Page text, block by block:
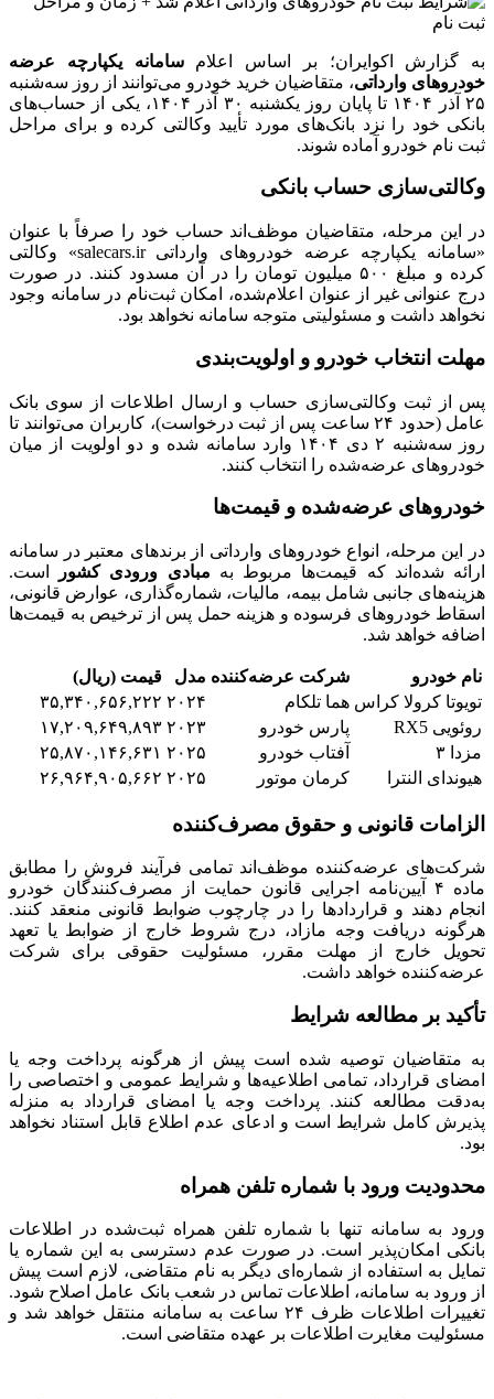
به گزارش اکوایران؛ بر اساس اعلامسامانه یکپارچه عرضه
خودروهای وارداتی، متقاضیان خرید خودرو می‌توانند از روز سه‌شنبه
۲۵ آذر ۱۴۰۴ تا پایان روز یکشنبه ۳۰ آذر ۱۴۰۴، یکی از حساب‌های
بانکی خود را نزد بانک‌های مورد تأیید وکالتی کرده و برای مراحل
ثبت نام خودرو آماده شوند.
وکالتی‌سازی حساب بانکی
در این مرحله، متقاضیان موظف‌اند حساب خود را صرفاً با عنوان
«سامانه یکپارچه عرضه خودروهای وارداتی salecars.ir» وکالتی
کرده و مبلغ ۵۰۰ میلیون تومان را در آن مسدود کنند. در صورت
درج عنوانی غیر از عنوان اعلام‌شده، امکان ثبت‌نام در سامانه وجود
نخواهد داشت و مسئولیتی متوجه سامانه نخواهد بود.
مهلت انتخاب خودرو و اولویت‌بندی
پس از ثبت وکالتی‌سازی حساب و ارسال اطلاعات از سوی بانک
عامل (حدود ۲۴ ساعت پس از ثبت درخواست)، کاربران می‌توانند تا
روز سه‌شنبه ۲ دی ۱۴۰۴ وارد سامانه شده و دو اولویت از میان
خودروهای عرضه‌شده را انتخاب کنند.
خودروهای عرضه‌شده و قیمت‌ها
در این مرحله، انواع خودروهای وارداتی از برندهای معتبر در سامانه
ارائه شده‌اند که قیمت‌ها مربوط به مبادی ورودی کشور
است.
هزینه‌های جانبی شامل بیمه، مالیات، شماره‌گذاری، عوارض قانونی،
اسقاط خودروهای فرسوده و هزینه حمل پس از ترخیص به قیمت‌ها
اضافه خواهد شد.
نام خودرو شرکت عرضه‌کننده مدل
قیمت (ریال)
تویوتا کرولا کراس هما تلکام ۲۰۲۴ ۳۵,۳۴۰,۶۵۶,۲۲۲
روئویی RX5
پارس خودرو ۲۰۲۳ ۱۷,۲۰۹,۶۴۹,۸۹۳
مزدا ۳
آفتاب خودرو ۲۰۲۵ ۲۵,۸۷۰,۱۴۶,۶۳۱
هیوندای النترا
کرمان موتور ۲۰۲۵ ۲۶,۹۶۴,۹۰۵,۶۶۲
الزامات قانونی و حقوق مصرف‌کننده
شرکت‌های عرضه‌کننده موظف‌اند تمامی فرآیند فروش را مطابق
ماده ۴ آیین‌نامه اجرایی قانون حمایت از مصرف‌کنندگان خودرو
انجام دهند و قراردادها را در چارچوب ضوابط قانونی منعقد کنند.
هرگونه دریافت وجه مازاد، درج شروط خارج از ضوابط یا تعهد
تحویل خارج از مهلت مقرر، مسئولیت حقوقی برای شرکت
عرضه‌کننده خواهد داشت.
تأکید بر مطالعه شرایط
به متقاضیان توصیه شده است پیش از هرگونه پرداخت وجه یا
امضای قرارداد، تمامی اطلاعیه‌ها و شرایط عمومی و اختصاصی را
به‌دقت مطالعه کنند. پرداخت وجه یا امضای قرارداد به منزله
پذیرش کامل شرایط است و ادعای عدم اطلاع قابل استناد نخواهد
بود.
محدودیت ورود با شماره تلفن همراه
ورود به سامانه تنها با شماره تلفن همراه ثبت‌شده در اطلاعات
بانکی امکان‌پذیر است. در صورت عدم دسترسی به این شماره یا
تمایل به استفاده از شماره‌ای دیگر به نام متقاضی، لازم است پیش
از ورود به سامانه، اطلاعات تماس در شعب بانک عامل اصلاح شود.
تغییرات اطلاعات ظرف ۲۴ ساعت به سامانه منتقل خواهد شد و
مسئولیت مغایرت اطلاعات بر عهده متقاضی است.